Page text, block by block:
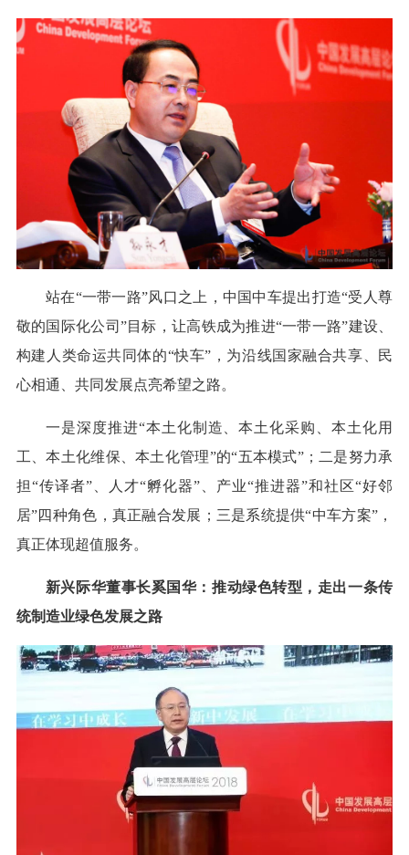
站在“一带一路”风口之上，中国中车提出打造“受人尊
敬的国际化公司”目标，让高铁成为推进“一带一路”建设、
构建人类命运共同体的“快车”，为沿线国家融合共享、民
心相通、共同发展点亮希望之路。
一是深度推进“本土化制造、本土化采购、本土化用
工、本土化维保、本土化管理”的“五本模式”；二是努力承
担“传译者”、人才“孵化器”、产业“推进器”和社区“好邻
居”四种角色，真正融合发展；三是系统提供“中车方案”，
真正体现超值服务。
新兴际华董事长奚国华：推动绿色转型，走出一条传
统制造业绿色发展之路